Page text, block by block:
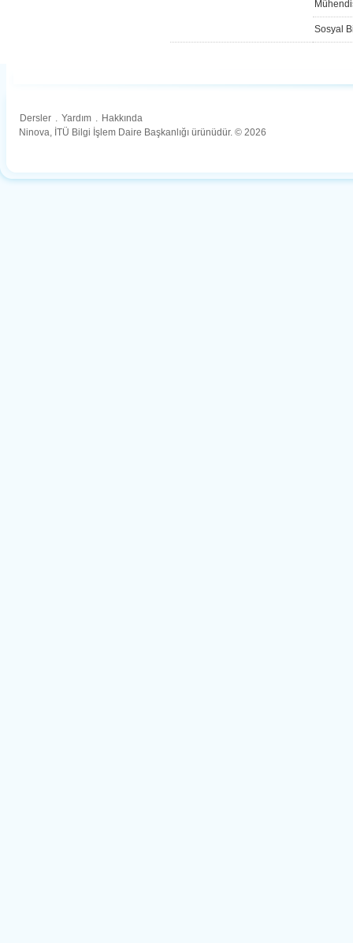
Sosyal
Dersler . Yardım . Hakkında
Ninova, İTÜ Bilgi İşlem Daire Başkanlığı ürünüdür. © 2026